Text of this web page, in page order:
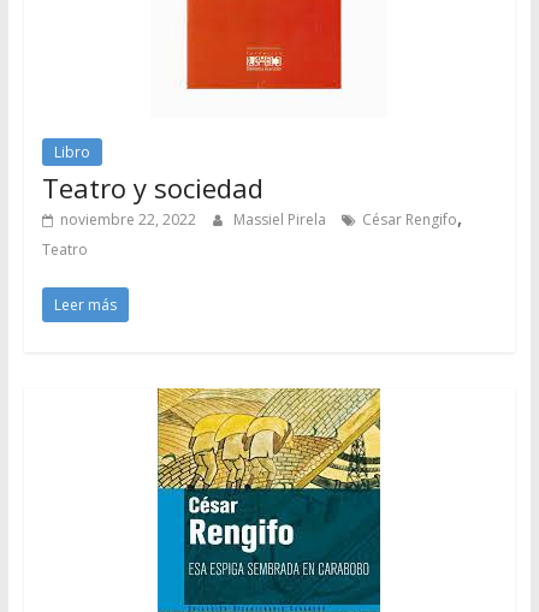
Libro
Teatro y sociedad
noviembre 22, 2022 Massiel Pirela César Rengifo,
Teatro
Leer más